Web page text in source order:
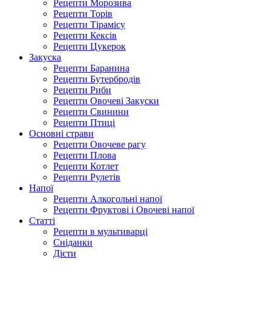
Рецепти Морозива
Рецепти Торів
Рецепти Тірамісу
Рецепти Кексів
Рецепти Цукерок
Закуска
Рецепти Баранина
Рецепти Бутербродів
Рецепти Риби
Рецепти Овочеві Закуски
Рецепти Свинини
Рецепти Птиці
Основні страви
Рецепти Овочеве рагу
Рецепти Плова
Рецепти Котлет
Рецепти Рулетів
Напої
Рецепти Алкогольні напої
Рецепти Фруктові і Овочеві напої
Статті
Рецепти в мультиварці
Сніданки
Дієти